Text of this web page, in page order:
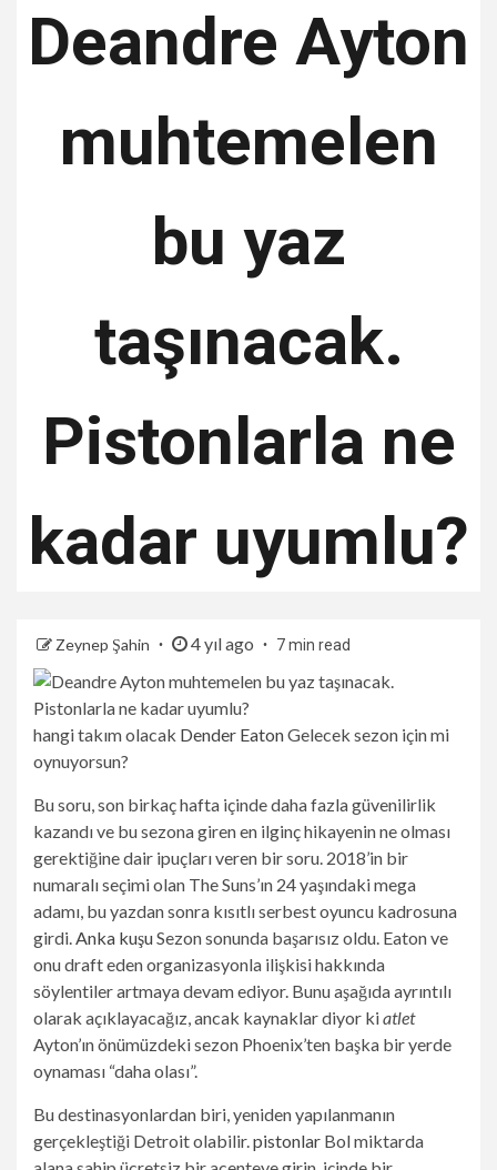
Deandre Ayton
muhtemelen
bu yaz
taşınacak.
Pistonlarla ne
kadar uyumlu?
Zeynep Şahin 4 yıl ago 7 min read
hangi takım olacak Dender EatonGelecek sezon için mi
oynuyorsun?
Bu soru, son birkaç hafta içinde daha fazla güvenilirlik
kazandı ve bu sezona giren en ilginç hikayenin ne olması
gerektiğine dair ipuçları veren bir soru. 2018’in bir
numaralı seçimi olan The Suns’ın 24 yaşındaki mega
adamı, bu yazdan sonra kısıtlı serbest oyuncu kadrosuna
girdi.Anka kuşuSezon sonunda başarısız oldu. Eaton ve
onu draft eden organizasyonla ilişkisi hakkında
söylentiler artmaya devam ediyor. Bunu aşağıda ayrıntılı
olarak açıklayacağız, ancak kaynaklar diyor kiatlet
Ayton’ın önümüzdeki sezon Phoenix’ten başka bir yerde
oynaması “daha olası”.
Bu destinasyonlardan biri, yeniden yapılanmanın
gerçekleştiği Detroit olabilir.pistonlar Bol miktarda